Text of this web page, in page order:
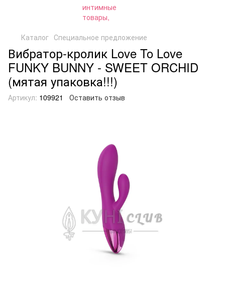
Каталог Специальное предложение
Вибратор-кролик Love To Love
FUNKY BUNNY - SWEET ORCHID
(мятая упаковка!!!)
Артикул: 109921 Оставить отзыв